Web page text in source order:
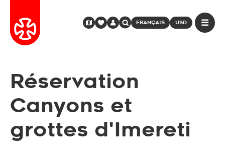
FRANÇAIS USD
Réservation
Canyons et
grottes d'Imereti